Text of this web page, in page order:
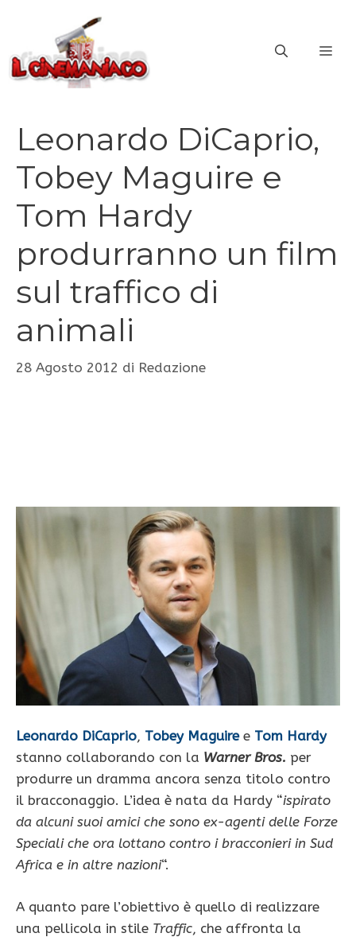
contenuto
Leonardo DiCaprio,
Tobey Maguire e
Tom Hardy
produrranno un film
sul traffico di
animali
28 Agosto 2012 di Redazione
Leonardo DiCaprio, Tobey Maguiree Tom Hardy
stanno collaborando con la Warner Bros. per
produrre un dramma ancora senza titolo contro
il bracconaggio. L’idea è nata da Hardy “ispirato
da alcuni suoi amici che sono ex-agenti delle Forze
Speciali che ora lottano contro i bracconieri in Sud
Africa e in altre nazioni“.
A quanto pare l’obiettivo è quello di realizzare
una pellicola in stile Traffic, che affronta la